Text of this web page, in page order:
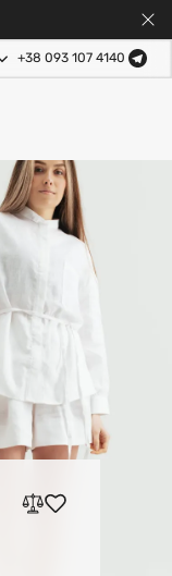
+38 093 107 4140